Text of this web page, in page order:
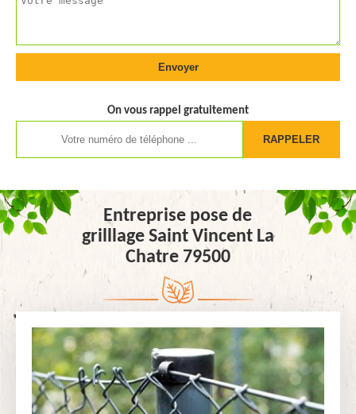
On vous rappel gratuitement
Entreprise pose de
grilllage Saint Vincent La
Chatre 79500